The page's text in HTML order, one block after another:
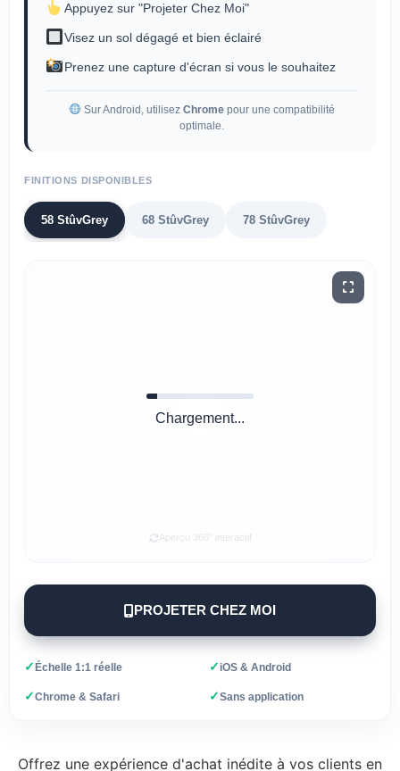
Appuyez sur "Projeter Chez Moi"
Visez un sol dégagé et bien éclairé
Prenez une capture d'écran si vous le souhaitez
Sur Android, utilisez Chromepour une compatibilité
optimale.
FINITIONS DISPONIBLES
58 StûvGrey 68 StûvGrey 78 StûvGrey
Chargement...
Aperçu 360° interactif
PROJETER CHEZ MOI
✓Échelle 1:1 réelle ✓iOS & Android
✓Chrome & Safari ✓Sans application
Offrez une expérience d'achat inédite à vos clients en